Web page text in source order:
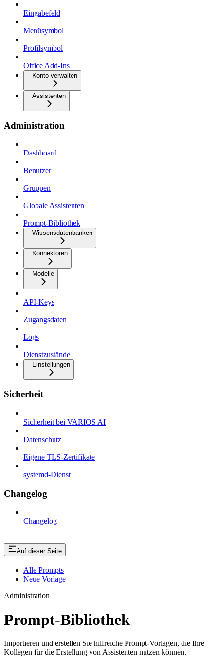
Eingabefeld
Menüsymbol
Profilsymbol
Office Add-Ins
Konto verwalten
Assistenten
Administration
Dashboard
Benutzer
Gruppen
Globale Assistenten
Prompt-Bibliothek
Wissensdatenbanken
Konnektoren
Modelle
API-Keys
Zugangsdaten
Logs
Dienstzustände
Einstellungen
Sicherheit
Sicherheit bei VARIOS AI
Datenschutz
Eigene TLS-Zertifikate
systemd-Dienst
Changelog
Changelog
Auf dieser Seite
Alle Prompts
Neue Vorlage
Administration
Prompt-Bibliothek
Importieren und erstellen Sie hilfreiche Prompt-Vorlagen, die Ihre
Kollegen für die Erstellung von Assistenten nutzen können.